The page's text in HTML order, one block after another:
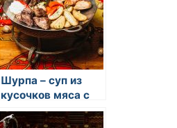
Шурпа – суп из
кусочков мяса с
овощами и
специями